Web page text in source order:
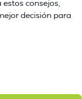
consejos,
decisión para